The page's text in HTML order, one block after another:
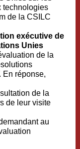
technologies
de la CSILC
exécutive de
Unies
de la
En réponse,
de la
de leur visite
au